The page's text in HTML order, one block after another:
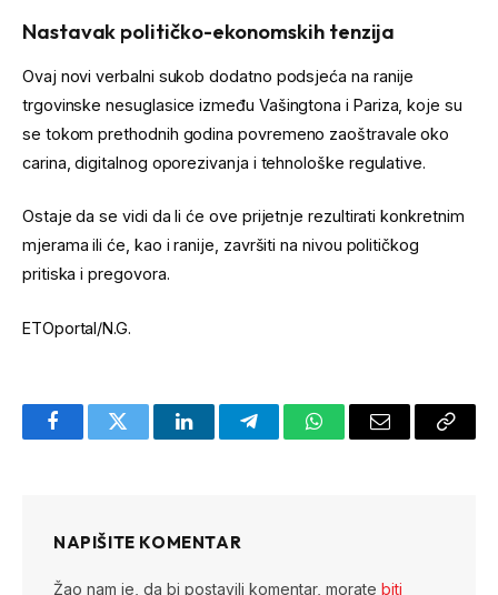
Nastavak političko-ekonomskih tenzija
Ovaj novi verbalni sukob dodatno podsjeća na ranije
trgovinske nesuglasice između Vašingtona i Pariza, koje su
se tokom prethodnih godina povremeno zaoštravale oko
carina, digitalnog oporezivanja i tehnološke regulative.
Ostaje da se vidi da li će ove prijetnje rezultirati konkretnim
mjerama ili će, kao i ranije, završiti na nivou političkog
pritiska i pregovora.
ETOportal/N.G.
FacebookTwitter LinkedInTelegramWhatsAppEmail
Copy
NAPIŠITE KOMENTAR
Žao nam je, da bi postavili komentar, morate biti